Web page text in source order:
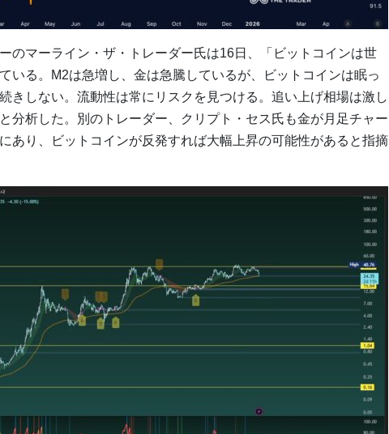
のマーライン・ザ・トレーダー氏は16日、「ビットコインは世
いる。M2は急増し、金は急騰しているが、ビットコインは眠っ
きしない。流動性は常にリスクを見つける。追い上げ相場は激し
分析した。別のトレーダー、クリプト・セス氏も金が月足チャー
あり、ビットコインが反発すれば大幅上昇の可能性があると指摘